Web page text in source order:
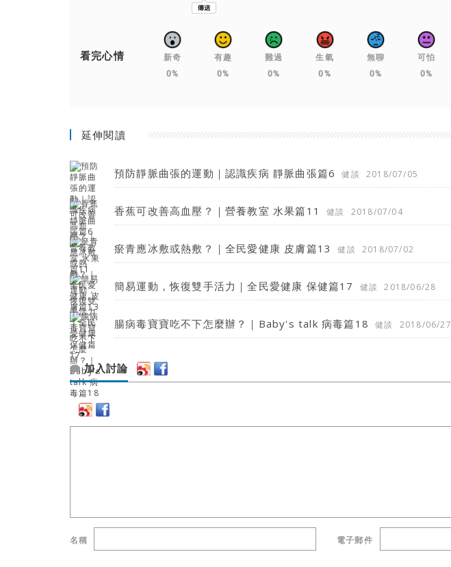
看完心情
新奇
0%
有趣
0%
難過
0%
生氣
0%
無聊
0%
可怕
0%
延伸閱讀
預防靜脈曲張的運動｜認識疾病 靜脈曲張篇6 健談 2018/07/05
香蕉可改善高血壓？｜營養教室 水果篇11 健談 2018/07/04
瘀青應冰敷或熱敷？｜全民愛健康 皮膚篇13 健談 2018/07/02
簡易運動，恢復雙手活力｜全民愛健康 保健篇17 健談 2018/06/28
腸病毒寶寶吃不下怎麼辦？｜Baby's talk 病毒篇18 健談 2018/06/27
加入討論
名稱 電子郵件